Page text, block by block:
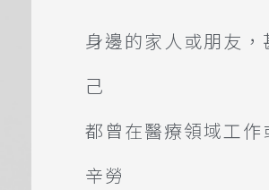
身邊的家人或朋友，
己
都曾在醫療領域工作
辛勞